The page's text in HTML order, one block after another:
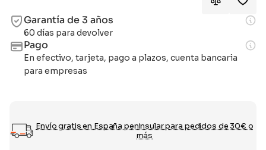
Garantía de 3 años
60 días para devolver
Pago
En efectivo, tarjeta, pago a plazos, cuenta bancaria
para empresas
Envío gratis en España peninsular para pedidos de 30€ o
más